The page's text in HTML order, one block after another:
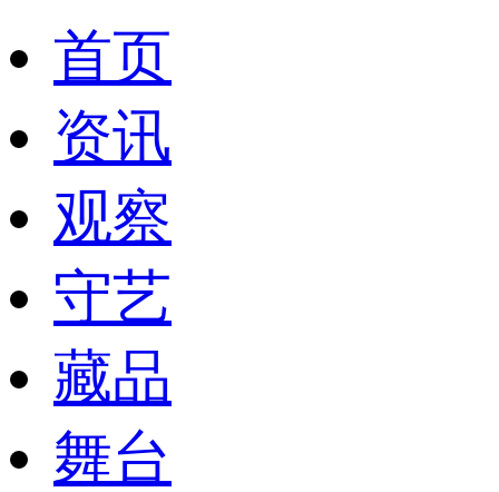
首页
资讯
观察
守艺
藏品
舞台